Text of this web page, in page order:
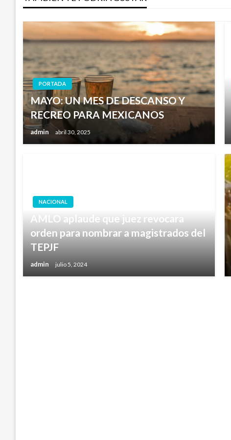
PORTADA
MAYO: UN MES DE DESCANSO Y
RECREO PARA MEXICANOS
admin abril 30, 2025
NACIONAL
AMLO aplaude que juez revocara
orden para nombrar a magistrados del
TEPJF
admin julio 5, 2024